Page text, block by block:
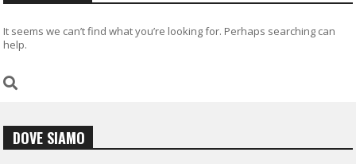
It seems we can’t find what you’re looking for. Perhaps searching can
help.
DOVE SIAMO